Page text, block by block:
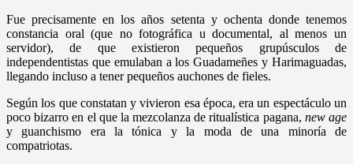
Fue precisamente en los años setenta y ochenta donde tenemos
constancia oral (que no fotográfica u documental, al menos un
servidor), de que existieron pequeños grupúsculos de
independentistas que emulaban a los Guadameñes y Harimaguadas,
llegando incluso a tener pequeños auchones de fieles.
Según los que constatan y vivieron esa época, era un espectáculo un
poco bizarro en el que la mezcolanza de ritualística pagana, new age
y guanchismo era la tónica y la moda de una minoría de
compatriotas.